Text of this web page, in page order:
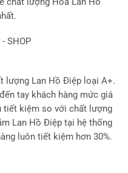
chất lượng Hoa Lan Hồ
lượng Lan Hồ Điệp loại A+.
tay khách hàng mức giá
tiết kiệm so với chất lượng
Lan Hồ Điệp tại hệ thống
luôn tiết kiệm hơn 30%.